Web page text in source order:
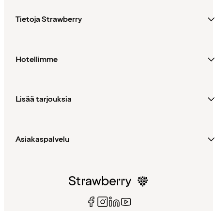
Tietoja Strawberry
Hotellimme
Lisää tarjouksia
Asiakaspalvelu